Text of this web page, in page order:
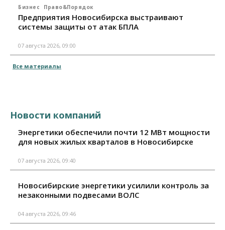
Бизнес Право&Порядок
Предприятия Новосибирска выстраивают
системы защиты от атак БПЛА
07 августа 2026, 09:00
Все материалы
Новости компаний
Энергетики обеспечили почти 12 МВт мощности
для новых жилых кварталов в Новосибирске
07 августа 2026, 09:40
Новосибирские энергетики усилили контроль за
незаконными подвесами ВОЛС
04 августа 2026, 09:46